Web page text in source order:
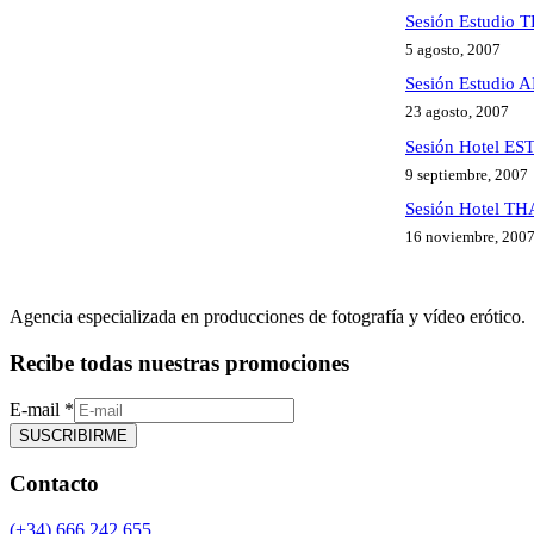
Sesión Estudio
5 agosto, 2007
Sesión Estudio
23 agosto, 2007
Sesión Hotel
9 septiembre, 2007
Sesión Hotel
16 noviembre, 2007
Agencia especializada en producciones de fotografía y vídeo erótico.
Recibe todas nuestras promociones
E-mail *
SUSCRIBIRME
Contacto
(+34) 666.242.655